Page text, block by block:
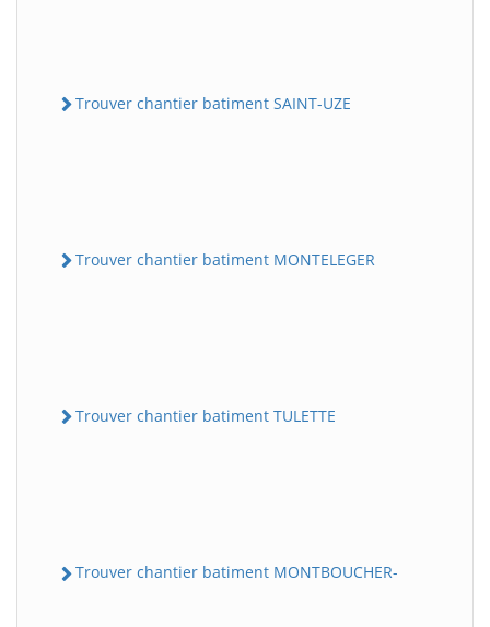
Trouver chantier batiment SAINT-UZE
Trouver chantier batiment MONTELEGER
Trouver chantier batiment TULETTE
Trouver chantier batiment MONTBOUCHER-